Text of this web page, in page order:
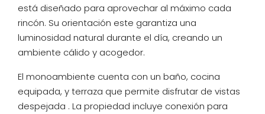
está diseñado para aprovechar al máximo cada
rincón. Su orientación este garantiza una
luminosidad natural durante el día, creando un
ambiente cálido y acogedor.
El monoambiente cuenta con un baño, cocina
equipada, y terraza que permite disfrutar de vistas
despejada . La propiedad incluye conexión para